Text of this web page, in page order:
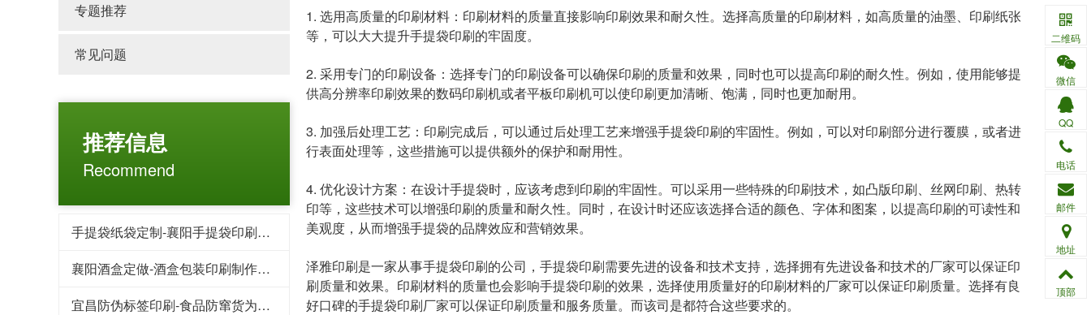
专题推荐
常见问题
推荐信息
Recommend
手提袋纸袋定制-襄阳手提袋印刷需要了解的几个要点
襄阳酒盒定做-酒盒包装印刷制作标准
宜昌防伪标签印刷-食品防窜货为企业带来的好处
1. 选用高质量的印刷材料：印刷材料的质量直接影响印刷效果和耐久性。选择高质量的印刷材料，如高质量的油墨、印刷纸张
等，可以大大提升手提袋印刷的牢固度。
2. 采用专门的印刷设备：选择专门的印刷设备可以确保印刷的质量和效果，同时也可以提高印刷的耐久性。例如，使用能够提
供高分辨率印刷效果的数码印刷机或者平板印刷机可以使印刷更加清晰、饱满，同时也更加耐用。
3. 加强后处理工艺：印刷完成后，可以通过后处理工艺来增强手提袋印刷的牢固性。例如，可以对印刷部分进行覆膜，或者进
行表面处理等，这些措施可以提供额外的保护和耐用性。
4. 优化设计方案：在设计手提袋时，应该考虑到印刷的牢固性。可以采用一些特殊的印刷技术，如凸版印刷、丝网印刷、热转
印等，这些技术可以增强印刷的质量和耐久性。同时，在设计时还应该选择合适的颜色、字体和图案，以提高印刷的可读性和
美观度，从而增强手提袋的品牌效应和营销效果。
泽雅印刷是一家从事手提袋印刷的公司，手提袋印刷需要先进的设备和技术支持，选择拥有先进设备和技术的厂家可以保证印
刷质量和效果。印刷材料的质量也会影响手提袋印刷的效果，选择使用质量好的印刷材料的厂家可以保证印刷质量。选择有良
好口碑的手提袋印刷厂家可以保证印刷质量和服务质量。而该司是都符合这些要求的。
二维码
微信
QQ
电话
邮件
地址
顶部